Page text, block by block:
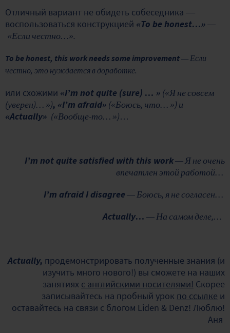
Отличный вариант не обидеть собеседника —
воспользоваться конструкцией «To be honest…»—
«Если честно…».
To be honest, this work needs some improvement— Если
честно, это нуждается в доработке.
или схожими «I’m not quite (sure) … » («Я не совсем
(уверен)… »), «I’m afraid» («Боюсь, что… ») и
«Actually» («Вообще-то… »)…
I’m not quite satisfied with this work— Я не очень
впечатлен этой работой…
I’m afraid I disagree— Боюсь, я не согласен…
Actually… — На самом деле,…
Actually, продемонстрировать полученные знания (и
изучить много нового!) вы сможете на наших
занятиях с английскими носителями! Скорее
записывайтесь на пробный урок по ссылке и
оставайтесь на связи с блогом Liden & Denz! Люблю!
Аня